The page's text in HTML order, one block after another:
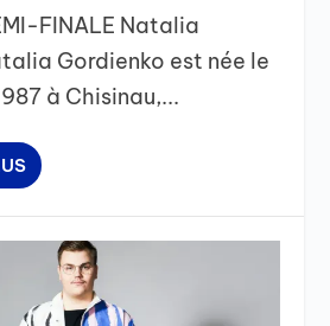
FINALE Natalia
Gordienko est née le
à Chisinau,...